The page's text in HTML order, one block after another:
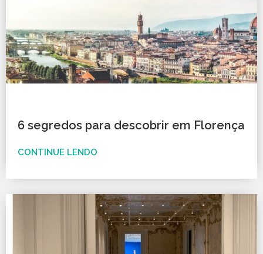
6 segredos para descobrir em Florença
CONTINUE LENDO